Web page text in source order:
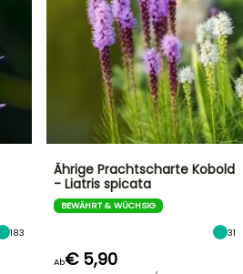
183
Ährige Prachtscharte Kobold
- Liatris spicata
BEWÄHRT & WÜCHSIG
31
Ab€ 5,90